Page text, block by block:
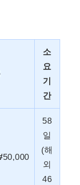
소
요
기
간
58
일
(해
외
46